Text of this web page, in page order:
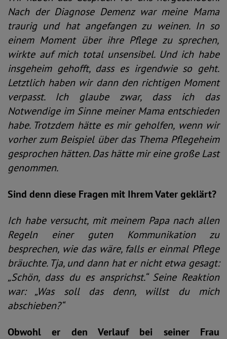
Nach der Diagnose Demenz war meine Mama
traurig und hat angefangen zu weinen. In so
einem Moment über ihre Pflege zu sprechen,
wirkte auf mich total unsensibel. Und ich habe
insgeheim gehofft, dass es irgendwie so geht.
Letztlich haben wir dann den richtigen Moment
verpasst. Ich glaube zwar, dass ich das
Notwendige im Sinne meiner Mama entschieden
habe. Trotzdem hätte es mir geholfen, wenn wir
vorher zum Beispiel über das Thema Pflegeheim
gesprochen hätten. Das hätte mir eine große Last
genommen.
Sind denn diese Fragen mit Ihrem Vater geklärt?
Ich habe versucht, mit meinem Papa nach allen
Regeln einer guten Kommunikation zu
besprechen, wie das wäre, falls er einmal Pflege
bräuchte. Tja, und dann hat er nicht etwa gesagt:
„Schön, dass du es ansprichst.“ Seine Reaktion
war: „Was soll das denn, willst du mich
abschieben?“
Obwohl er den Verlauf bei seiner Frau